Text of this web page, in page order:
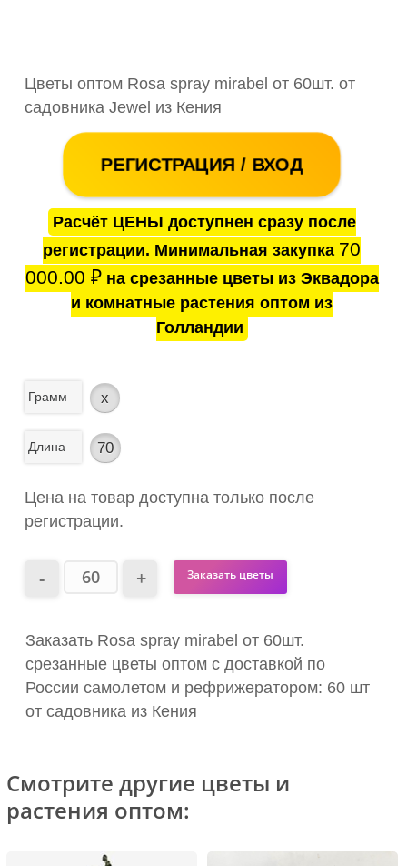
Цветы оптом Rosa spray mirabel от 60шт. от
садовника Jewel из Кения
РЕГИСТРАЦИЯ / ВХОД
Расчёт ЦЕНЫ доступнен сразу после
регистрации. Минимальная закупка 70
000.00 ₽на срезанные цветы из Эквадора
и комнатные растения оптом из
Голландии
Грамм x
Длина 70
Цена на товар доступна только после
регистрации.
Заказать цветы
Заказать Rosa spray mirabel от 60шт.
срезанные цветы оптом с доставкой по
России самолетом и рефрижератором: 60 шт
от садовника из Кения
Смотрите другие цветы и
растения оптом: